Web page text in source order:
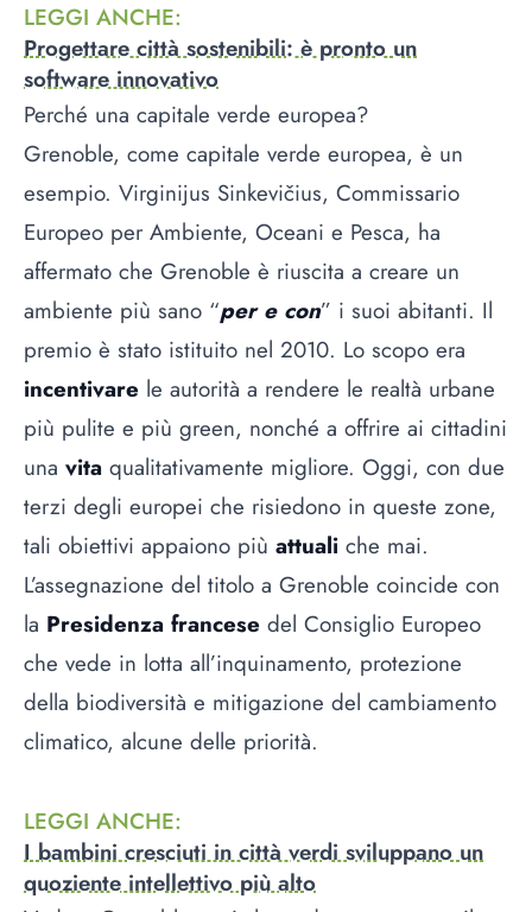
LEGGI ANCHE:
Progettare città sostenibili: è pronto un
software innovativo
Perché una capitale verde europea?
Grenoble, come capitale verde europea, è un
esempio. Virginijus Sinkevičius, Commissario
Europeo per Ambiente, Oceani e Pesca, ha
affermato che Grenoble è riuscita a creare un
ambiente più sano “per e con” i suoi abitanti. Il
premio è stato istituito nel 2010. Lo scopo era
incentivare le autorità a rendere le realtà urbane
più pulite e più green, nonché a offrire ai cittadini
una vita qualitativamente migliore. Oggi, con due
terzi degli europei che risiedono in queste zone,
tali obiettivi appaiono più attuali che mai.
L’assegnazione del titolo a Grenoble coincide con
la Presidenza francese del Consiglio Europeo
che vede in lotta all’inquinamento, protezione
della biodiversità e mitigazione del cambiamento
climatico, alcune delle priorità.
LEGGI ANCHE:
I bambini cresciuti in città verdi sviluppano un
quoziente intellettivo più alto